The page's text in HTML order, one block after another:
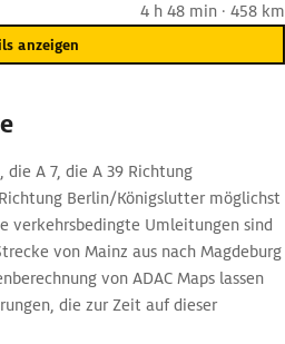
4 h 48 min · 458 km
anzeigen
A 7, die A 39 Richtung
Berlin/Königslutter möglichst
verkehrsbedingte Umleitungen sind
von Mainz aus nach Magdeburg
von ADAC Maps lassen
die zur Zeit auf dieser